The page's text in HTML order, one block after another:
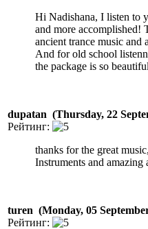
Hi Nadishana, I listen to
and more accomplished!
ancient trance music
And for old school
the package is so
dupatan (Thursday, 22
Рейтинг:
thanks for the great
Instruments and
turen (Monday, 05
Рейтинг: